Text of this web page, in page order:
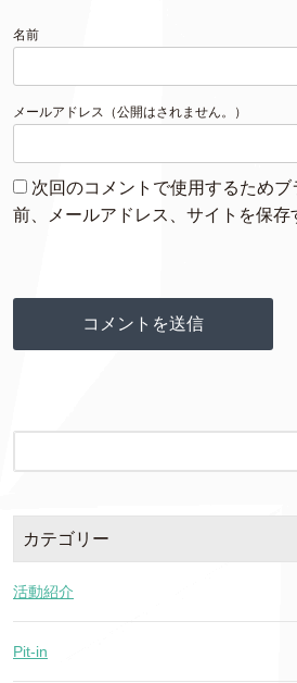
名前
メールアドレス（公開はされません。）
次回のコメントで使用するため
前、メールアドレス、サイトを保存
カテゴリー
活動紹介
Pit-in